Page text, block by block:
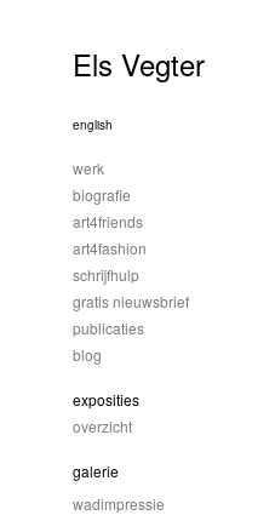
Els Vegter
english
werk
biografie
art4friends
art4fashion
schrijfhulp
gratis nieuwsbrief
publicaties
blog
exposities
overzicht
galerie
wadimpressie